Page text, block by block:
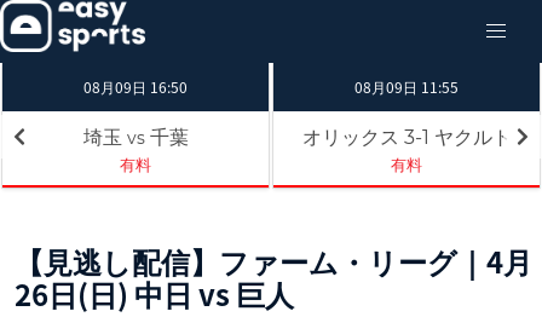
08月09日 16:50
埼玉 vs 千葉
有料
08月09日 11:55
オリックス 3-1 ヤクルト
有料
【見逃し配信】ファーム・リーグ｜4月
26日(日) 中日 vs 巨人